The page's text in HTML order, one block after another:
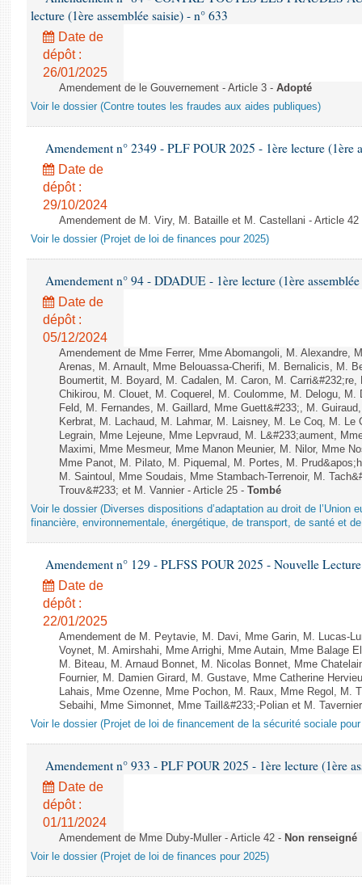
lecture (1ère assemblée saisie) - n° 633
Date de
dépôt :
26/01/2025
Amendement de le Gouvernement - Article 3 - Adopté
Voir le dossier (Contre toutes les fraudes aux aides publiques)
Amendement n° 2349 - PLF POUR 2025 - 1ère lecture (1ère
Date de
dépôt :
29/10/2024
Amendement de M. Viry, M. Bataille et M. Castellani - Article
Voir le dossier (Projet de loi de finances pour 2025)
Amendement n° 94 - DDADUE - 1ère lecture (1ère
Date de
dépôt :
05/12/2024
Amendement de Mme Ferrer, Mme Abomangoli, M. Alexandre,
Arenas, M. Arnault, Mme Belouassa-Cherifi, M. Bernalicis, M.
Boumertit, M. Boyard, M. Cadalen, M. Caron, M.
Chikirou, M. Clouet, M. Coquerel, M. Coulomme, M. Delogu, M.
Feld, M. Fernandes, M. Gaillard, Mme Guett&#233;, M.
Kerbrat, M. Lachaud, M. Lahmar, M. Laisney, M. Le Coq, M. Le
Legrain, Mme Lejeune, Mme Lepvraud, M. L&#233;aument,
Maximi, Mme Mesmeur, Mme Manon Meunier, M. Nilor, Mme
Mme Panot, M. Pilato, M. Piquemal, M. Portes, M.
M. Saintoul, Mme Soudais, Mme Stambach-Terrenoir, M.
Trouv&#233; et M. Vannier - Article 25 - Tombé
Voir le dossier (Diverses dispositions d’adaptation au droit de l’Union
financière, environnementale, énergétique, de transport, de santé et
Amendement n° 129 - PLFSS POUR 2025 - Nouvelle
Date de
dépôt :
22/01/2025
Amendement de M. Peytavie, M. Davi, Mme Garin, M. Lucas-
Voynet, M. Amirshahi, Mme Arrighi, Mme Autain, Mme Balage
M. Biteau, M. Arnaud Bonnet, M. Nicolas Bonnet, Mme
Fournier, M. Damien Girard, M. Gustave, Mme Catherine
Lahais, Mme Ozenne, Mme Pochon, M. Raux, Mme Regol, M.
Sebaihi, Mme Simonnet, Mme Taill&#233;-Polian et M.
Voir le dossier (Projet de loi de financement de la sécurité sociale pour
Amendement n° 933 - PLF POUR 2025 - 1ère lecture (1ère
Date de
dépôt :
01/11/2024
Amendement de Mme Duby-Muller - Article 42 - Non renseigné
Voir le dossier (Projet de loi de finances pour 2025)